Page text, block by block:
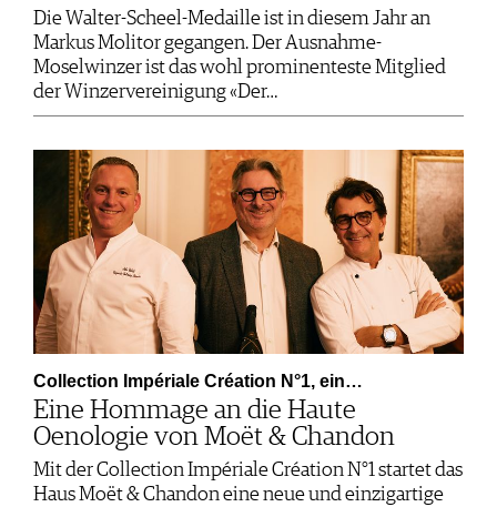
Die Walter-Scheel-Medaille ist in diesem Jahr an
Markus Molitor gegangen. Der Ausnahme-
Moselwinzer ist das wohl prominenteste Mitglied
der Winzervereinigung «Der…
Collection Impériale Création N°1, ein…
Eine Hommage an die Haute
Oenologie von Moët & Chandon
Mit der Collection Impériale Création N°1 startet das
Haus Moët & Chandon eine neue und einzigartige